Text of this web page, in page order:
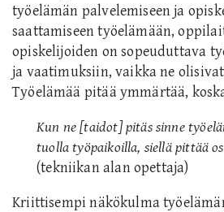
työelämän palvelemiseen ja
saattamiseen työelämään,
opiskelijoiden on sopeuduttava
ja vaatimuksiin, vaikka ne
Työelämää pitää ymmärtää,
Kun ne [taidot] pitäs sinne
tuolla työpaikoilla, siellä pittää
(tekniikan alan opettaja)
Kriittisempi näkökulma